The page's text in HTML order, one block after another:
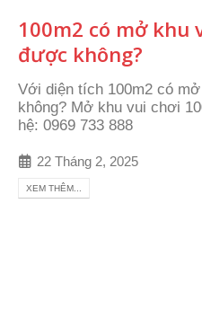
100m2 có mở khu
được không?
Với diện tích 100m2 có
không? Mở khu vui chơi
hệ: 0969 733 888
22 Tháng 2, 2025
XEM THÊM...